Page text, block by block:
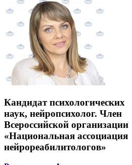
Кандидат психологических
наук, нейропсихолог. Член
Всероссийской организации
«Национальная ассоциация
нейрореабилитологов»